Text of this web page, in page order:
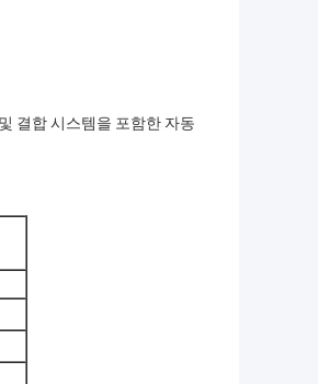
결합 시스템을 포함한 자동